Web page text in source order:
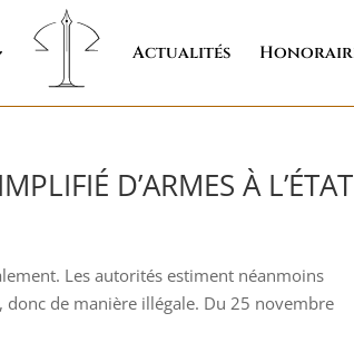
Actualités
D’ARMES À L’ÉTAT
Les autorités estiment néanmoins
de manière illégale. Du 25 novembre